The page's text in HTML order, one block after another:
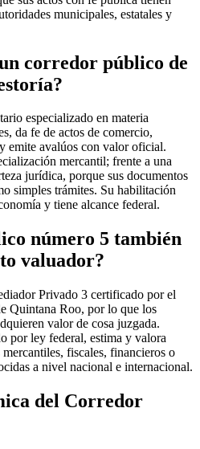
municipales, estatales y
corredor público de
especializado en materia
da fe de actos de comercio,
emite avalúos con valor oficial.
mercantil; frente a una
jurídica, porque sus documentos
simples trámites. Su habilitación
y tiene alcance federal.
número 5 también
valuador?
Privado 3 certificado por el
Quintana Roo, por lo que los
valor de cosa juzgada.
por ley federal, estima y valora
fiscales, financieros o
a nivel nacional e internacional.
del Corredor